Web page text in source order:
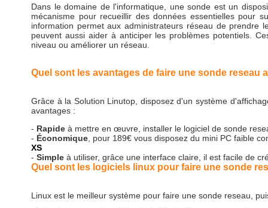
Dans le domaine de l'informatique, une sonde est un
mécanisme pour recueillir des données essentielles pour
information permet aux administrateurs réseau de
peuvent aussi aider à anticiper les problèmes potentiels.
niveau ou améliorer un réseau.
Quel sont les avantages de faire une sonde reseau
Grâce à la Solution Linutop, disposez d'un système
avantages :
- Rapide à mettre en œuvre, installer le logiciel de sonde
- Économique , pour 189€ vous disposez du mini PC faible
XS
- Simple à utiliser, grâce une interface claire, il est facile de
Quel sont les logiciels linux pour faire une sonde
Linux est le meilleur système pour faire une sonde reseau,